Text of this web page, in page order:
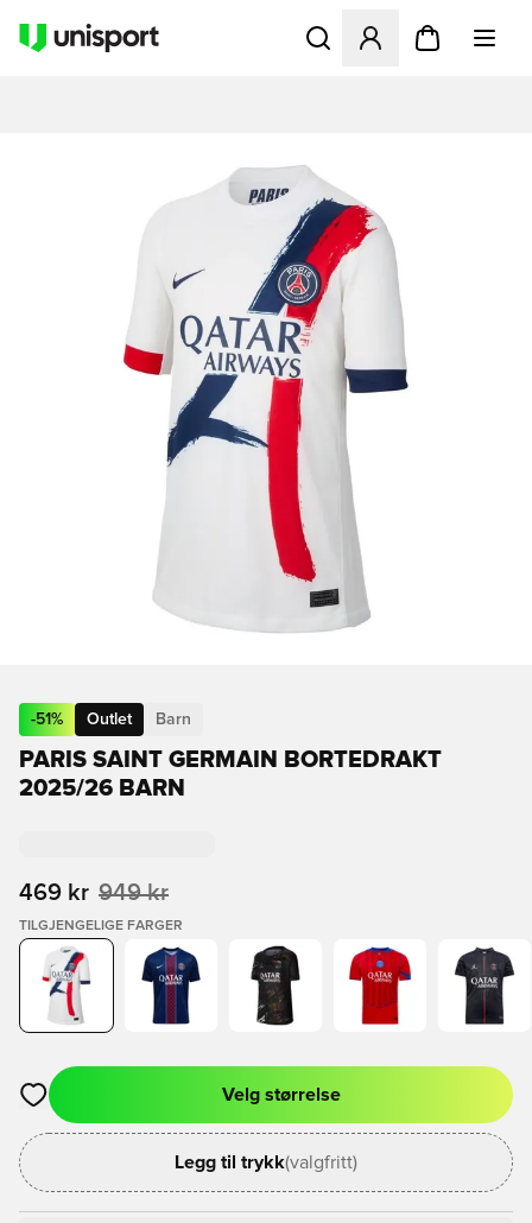
Åpner en Modal for å
-51% Outlet Barn
PARIS SAINT GERMAIN BORTEDRAKT
2025/26 BARN
469 kr 949 kr
TILGJENGELIGE FARGER
Åpner en Modal for å logge inn eller registrere deg som
Velg størrelse
Legg til trykk(valgfritt)